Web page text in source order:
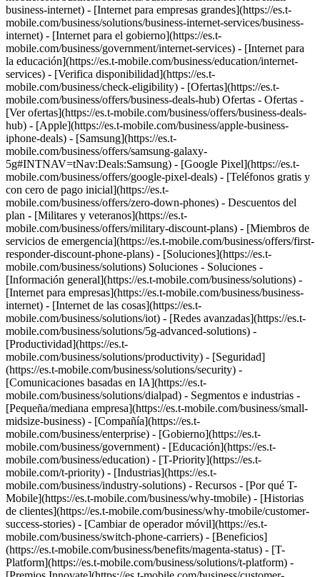
business-internet) - [Internet para empresas grandes](https://es.t-
mobile.com/business/solutions/business-internet-services/business-
internet) - [Internet para el gobierno](https://es.t-
mobile.com/business/government/internet-services) - [Internet para
la educación](https://es.t-mobile.com/business/education/internet-
services) - [Verifica disponibilidad](https://es.t-
mobile.com/business/check-eligibility) - [Ofertas](https://es.t-
mobile.com/business/offers/business-deals-hub) Ofertas - Ofertas -
[Ver ofertas](https://es.t-mobile.com/business/offers/business-deals-
hub) - [Apple](https://es.t-mobile.com/business/apple-business-
iphone-deals) - [Samsung](https://es.t-
mobile.com/business/offers/samsung-galaxy-
5g#INTNAV=tNav:Deals:Samsung) - [Google Pixel](https://es.t-
mobile.com/business/offers/google-pixel-deals) - [Teléfonos gratis y
con cero de pago inicial](https://es.t-
mobile.com/business/offers/zero-down-phones) - Descuentos del
plan - [Militares y veteranos](https://es.t-
mobile.com/business/offers/military-discount-plans) - [Miembros de
servicios de emergencia](https://es.t-mobile.com/business/offers/first-
responder-discount-phone-plans) - [Soluciones](https://es.t-
mobile.com/business/solutions) Soluciones - Soluciones -
[Información general](https://es.t-mobile.com/business/solutions) -
[Internet para empresas](https://es.t-mobile.com/business/business-
internet) - [Internet de las cosas](https://es.t-
mobile.com/business/solutions/iot) - [Redes avanzadas](https://es.t-
mobile.com/business/solutions/5g-advanced-solutions) -
[Productividad](https://es.t-
mobile.com/business/solutions/productivity) - [Seguridad]
(https://es.t-mobile.com/business/solutions/security) -
[Comunicaciones basadas en IA](https://es.t-
mobile.com/business/solutions/dialpad) - Segmentos e industrias -
[Pequeña/mediana empresa](https://es.t-mobile.com/business/small-
midsize-business) - [Compañía](https://es.t-
mobile.com/business/enterprise) - [Gobierno](https://es.t-
mobile.com/business/government) - [Educación](https://es.t-
mobile.com/business/education) - [T-Priority](https://es.t-
mobile.com/t-priority) - [Industrias](https://es.t-
mobile.com/business/industry-solutions) - Recursos - [Por qué T-
Mobile](https://es.t-mobile.com/business/why-tmobile) - [Historias
de clientes](https://es.t-mobile.com/business/why-tmobile/customer-
success-stories) - [Cambiar de operador móvil](https://es.t-
mobile.com/business/switch-phone-carriers) - [Beneficios]
(https://es.t-mobile.com/business/benefits/magenta-status) - [T-
Platform](https://es.t-mobile.com/business/solutions/t-platform) -